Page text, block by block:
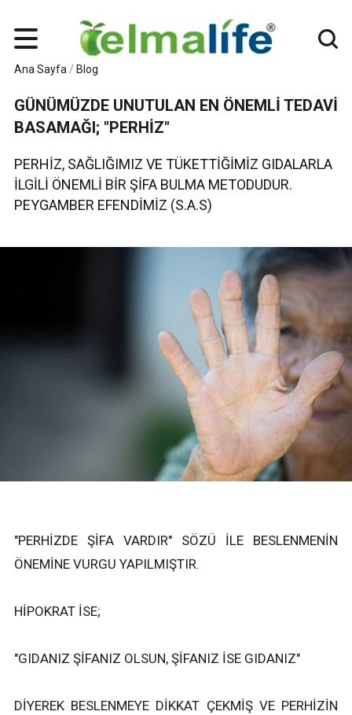
Ana Sayfa / Blog
GÜNÜMÜZDE UNUTULAN EN ÖNEMLİ TEDAVİ
BASAMAĞI; "PERHİZ"
PERHİZ, SAĞLIĞIMIZ VE TÜKETTİĞİMİZ GIDALARLA
İLGİLİ ÖNEMLİ BİR ŞİFA BULMA METODUDUR.
PEYGAMBER EFENDİMİZ (S.A.S)
"PERHİZDE ŞİFA VARDIR" SÖZÜ İLE BESLENMENİN
ÖNEMİNE VURGU YAPILMIŞTIR.
HİPOKRAT İSE;
"GIDANIZ ŞİFANIZ OLSUN, ŞİFANIZ İSE GIDANIZ"
DİYEREK BESLENMEYE DİKKAT ÇEKMİŞ VE PERHİZİN